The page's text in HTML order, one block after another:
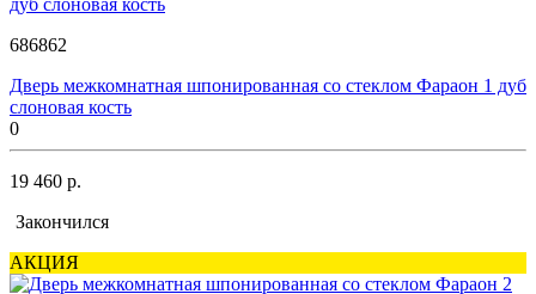
686862
Дверь межкомнатная шпонированная со стеклом Фараон 1 дуб
слоновая кость
0
19 460 р.
Закончился
АКЦИЯ